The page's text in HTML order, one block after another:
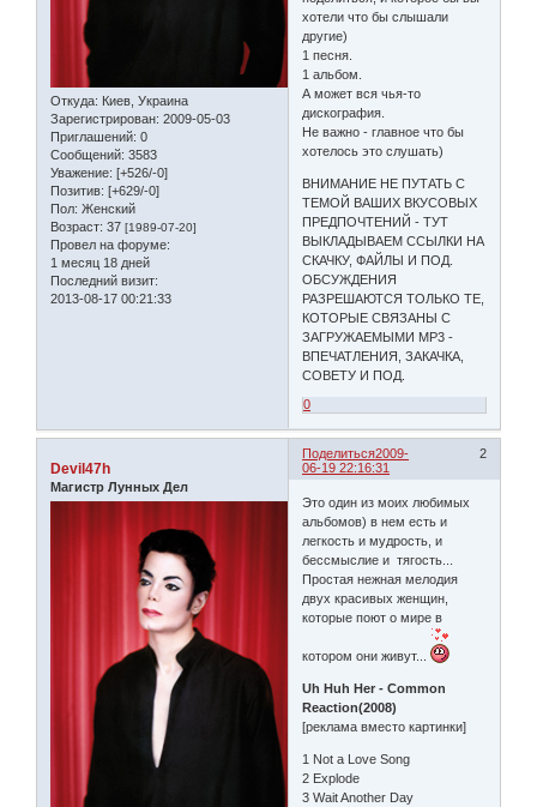
Откуда: Киев, Украина
Зарегистрирован: 2009-05-03
Приглашений: 0
Сообщений: 3583
Уважение: [+526/-0]
Позитив: [+629/-0]
Пол: Женский
Возраст: 37 [1989-07-20]
Провел на форуме:
1 месяц 18 дней
Последний визит:
2013-08-17 00:21:33
хотели что бы слышали
другие)
1 песня.
1 альбом.
А может вся чья-то
дискография.
Не важно - главное что бы
хотелось это слушать)
ВНИМАНИЕ НЕ ПУТАТЬ С
ТЕМОЙ ВАШИХ ВКУСОВЫХ
ПРЕДПОЧТЕНИЙ - ТУТ
ВЫКЛАДЫВАЕМ ССЫЛКИ НА
СКАЧКУ, ФАЙЛЫ И ПОД.
ОБСУЖДЕНИЯ
РАЗРЕШАЮТСЯ ТОЛЬКО ТЕ,
КОТОРЫЕ СВЯЗАНЫ С
ЗАГРУЖАЕМЫМИ МР3 -
ВПЕЧАТЛЕНИЯ, ЗАКАЧКА,
СОВЕТУ И ПОД.
0
Поделиться 2
2009-
06-19 22:16:31
Devil47h
Магистр Лунных Дел
Это один из моих любимых
альбомов) в нем есть и
легкость и мудрость, и
бессмыслие и тягость...
Простая нежная мелодия
двух красивых женщин,
которые поют о мире в
котором они живут...
Uh Huh Her - Common
Reaction(2008)
[реклама вместо картинки]
1 Not a Love Song
2 Explode
3 Wait Another Day